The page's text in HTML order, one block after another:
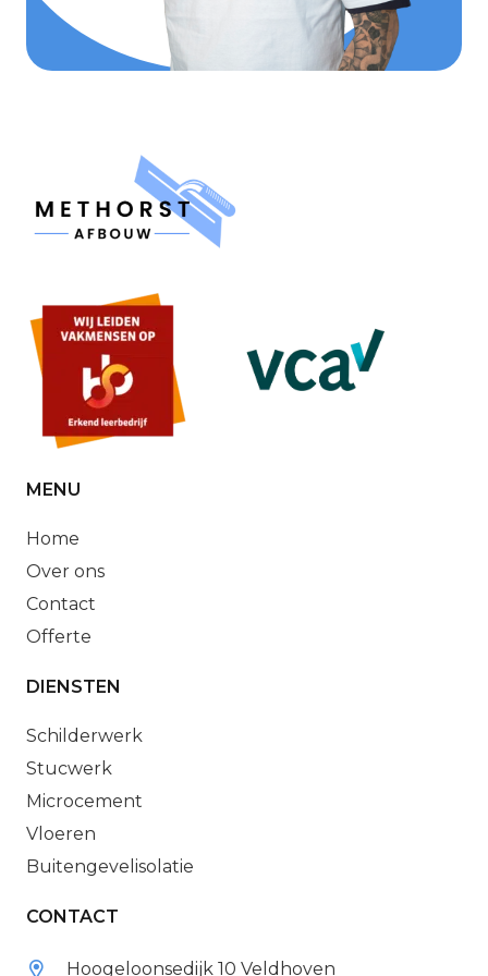
MENU
Home
Over ons
Contact
Offerte
DIENSTEN
Schilderwerk
Stucwerk
Microcement
Vloeren
Buitengevelisolatie
CONTACT
Hoogeloonsedijk 10 Veldhoven